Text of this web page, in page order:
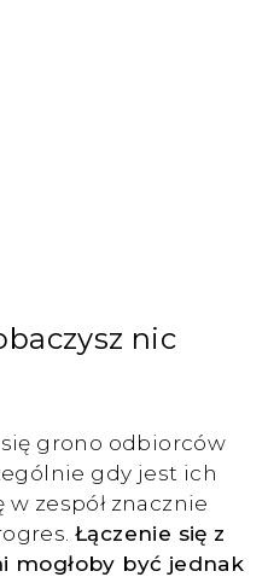
nic
się grono odbiorców
gdy jest ich
w zespół znacznie
Łączenie się z
mogłoby być jednak